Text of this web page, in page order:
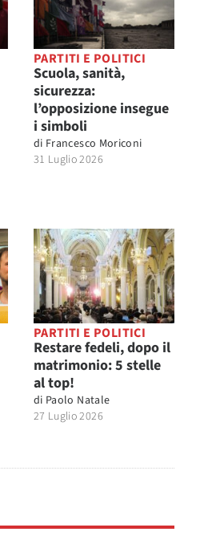
PARTITI E POLITICI
Scuola, sanità,
sicurezza:
l’opposizione insegue
i simboli
di Francesco Moriconi
31 Luglio 2026
PARTITI E POLITICI
Restare fedeli, dopo il
matrimonio: 5 stelle
al top!
di Paolo Natale
27 Luglio 2026